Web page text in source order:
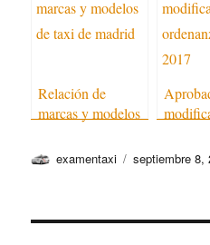
Relación de
marcas y modelos
Taxi
Autor
examentaxi
Publicado
septiembre 8,